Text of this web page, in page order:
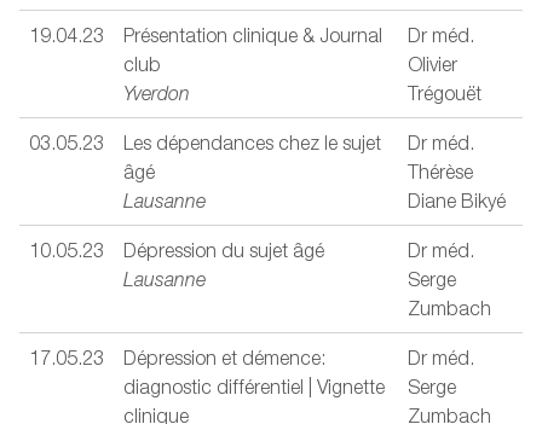
19.04.23
Présentation clinique & Journal
club
Yverdon
Dr méd.
Olivier
Trégouët
03.05.23
Les dépendances chez le sujet
âgé
Lausanne
Dr méd.
Thérèse
Diane Bikyé
10.05.23
Dépression du sujet âgé
Lausanne
Dr méd.
Serge
Zumbach
17.05.23
Dépression et démence:
diagnostic différentiel | Vignette
clinique
Dr méd.
Serge
Zumbach